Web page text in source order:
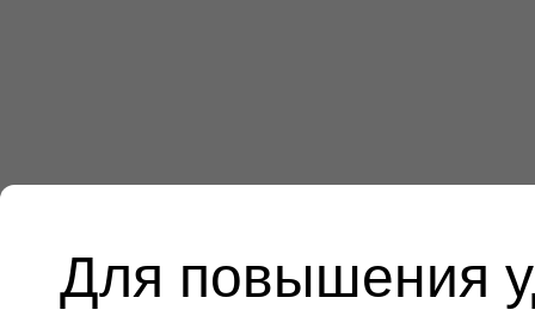
Для повышения